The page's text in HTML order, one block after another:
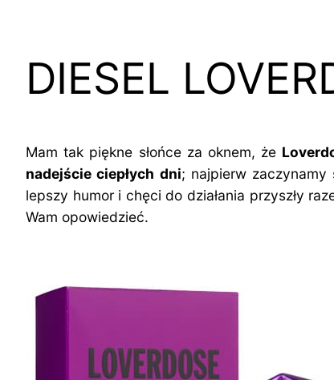
DIESEL
Mam tak piękne słońce za oknem, że
nadejście ciepłych dni; najpierw
lepszy humor i chęci do działania przyszły
Wam opowiedzieć.